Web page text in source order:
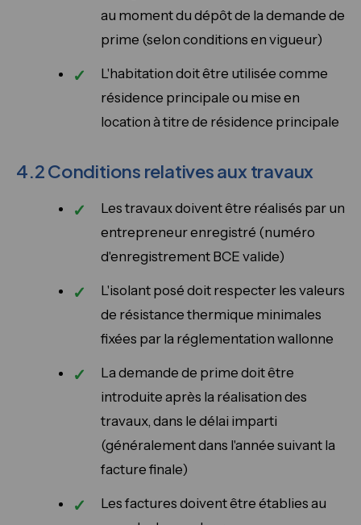
au moment du dépôt de la demande de
prime (selon conditions en vigueur)
L'habitation doit être utilisée comme
résidence principale ou mise en
location à titre de résidence principale
4.2 Conditions relatives aux travaux
Les travaux doivent être réalisés par un
entrepreneur enregistré (numéro
d'enregistrement BCE valide)
L'isolant posé doit respecter les valeurs
de résistance thermique minimales
fixées par la réglementation wallonne
La demande de prime doit être
introduite après la réalisation des
travaux, dans le délai imparti
(généralement dans l'année suivant la
facture finale)
Les factures doivent être établies au